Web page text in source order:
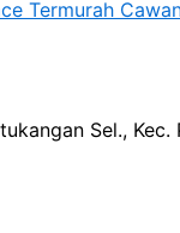
Termurah
Sel.,